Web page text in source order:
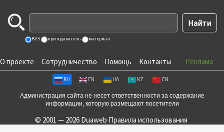
ВУЗ преподаватель материал
О проекте Сотрудничество Помощь Контакты Реклама
RU EN UA KZ CN
Администрация сайта не несет ответственности за содержание
информации, которую размещают посетители
© 2001 — 2026 Duaweb Правила использования